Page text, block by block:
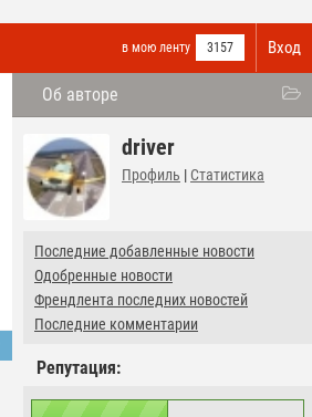
Вход
в мою ленту 3157
Об авторе
driver
Профиль | Статистика
Последние добавленные новости
Одобренные новости
Френдлента последних новостей
Последние комментарии
Репутация: